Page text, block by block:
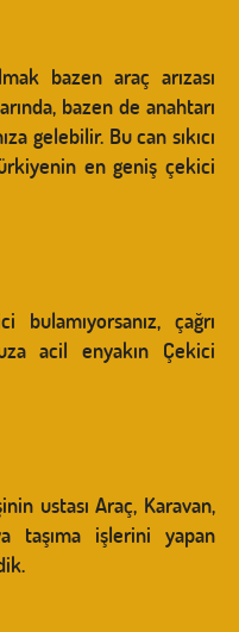
bazen araç arızası
bazen de anahtarı
gelebilir. Bu can sıkıcı
en geniş çekici
bulamıyorsanız, çağrı
acil enyakın Çekici
ustası Araç, Karavan,
taşıma işlerini yapan